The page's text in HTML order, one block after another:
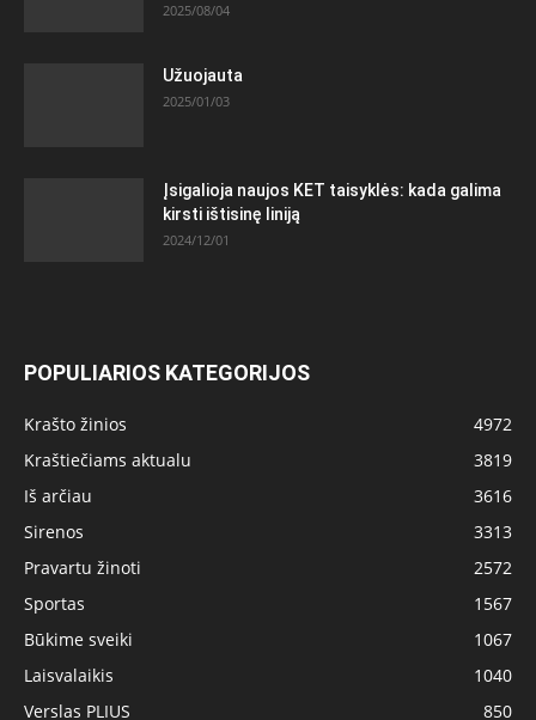
2025/08/04
Užuojauta
2025/01/03
Įsigalioja naujos KET taisyklės: kada galima
kirsti ištisinę liniją
2024/12/01
POPULIARIOS KATEGORIJOS
Krašto žinios
4972
Kraštiečiams aktualu
3819
Iš arčiau
3616
Sirenos
3313
Pravartu žinoti
2572
Sportas
1567
Būkime sveiki
1067
Laisvalaikis
1040
Verslas PLIUS
850